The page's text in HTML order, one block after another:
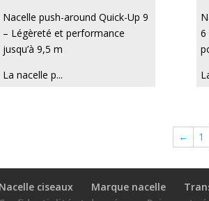
Nacelle push-around Quick-Up 9
– Légèreté et performance
jusqu’à 9,5 m
La nacelle p...
6
← 1
Nacelle ciseaux Marque nacelle